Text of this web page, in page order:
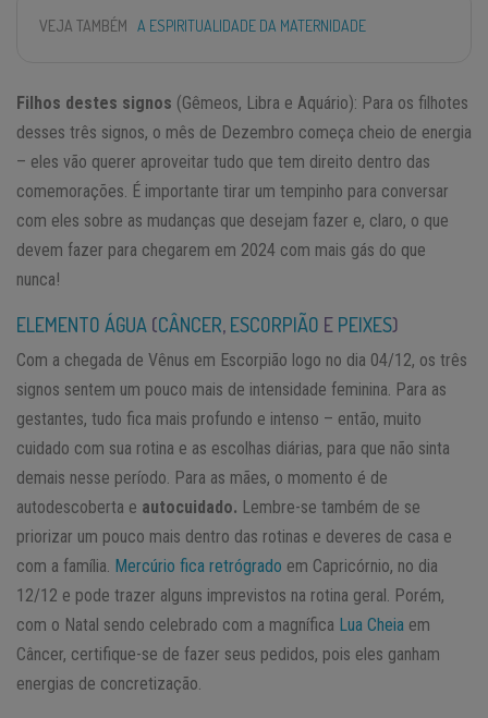
VEJA TAMBÉM A ESPIRITUALIDADE DA MATERNIDADE
Filhos destes signos (Gêmeos, Libra e Aquário): Para os filhotes
desses três signos, o mês de Dezembro começa cheio de energia
– eles vão querer aproveitar tudo que tem direito dentro das
comemorações. É importante tirar um tempinho para conversar
com eles sobre as mudanças que desejam fazer e, claro, o que
devem fazer para chegarem em 2024 com mais gás do que
nunca!
ELEMENTO ÁGUA (CÂNCER, ESCORPIÃO E PEIXES)
Com a chegada de Vênus em Escorpião logo no dia 04/12, os três
signos sentem um pouco mais de intensidade feminina. Para as
gestantes, tudo fica mais profundo e intenso – então, muito
cuidado com sua rotina e as escolhas diárias, para que não sinta
demais nesse período. Para as mães, o momento é de
autodescoberta e autocuidado. Lembre-se também de se
priorizar um pouco mais dentro das rotinas e deveres de casa e
com a família. Mercúrio fica retrógrado em Capricórnio, no dia
12/12 e pode trazer alguns imprevistos na rotina geral. Porém,
com o Natal sendo celebrado com a magnífica Lua Cheia em
Câncer, certifique-se de fazer seus pedidos, pois eles ganham
energias de concretização.